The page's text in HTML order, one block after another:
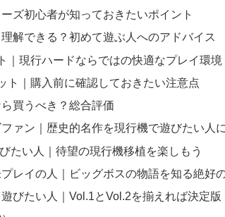
ズ初心者が知っておきたいポイント
解できる？初めて遊ぶ人へのアドバイス
｜現行ハードならではの快適なプレイ環境
ト｜購入前に確認しておきたい注意点
買うべき？総合評価
ァン｜歴史的名作を現行機で遊びたい人
たい人｜待望の現行機移植を楽しもう
レイの人｜ビッグボスの物語を知る絶好
びたい人｜Vol.1とVol.2を揃えれば決定版